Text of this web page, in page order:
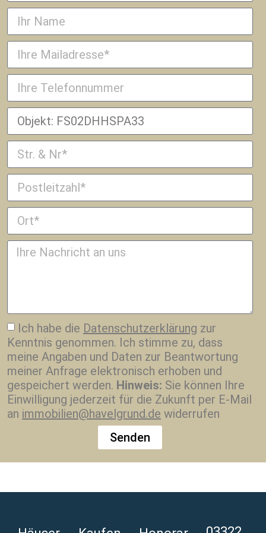
Ich habe die Datenschutzerklärung zur
Kenntnis genommen. Ich stimme zu, dass
meine Angaben und Daten zur Beantwortung
meiner Anfrage elektronisch erhoben und
gespeichert werden. Hinweis: Sie können Ihre
Einwilligung jederzeit für die Zukunft per E-Mail
an immobilien@havelgrund.de widerrufen
Senden